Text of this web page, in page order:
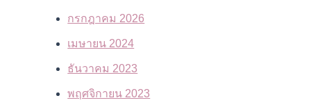
กรกฎาคม 2026
เมษายน 2024
ธันวาคม 2023
พฤศจิกายน 2023